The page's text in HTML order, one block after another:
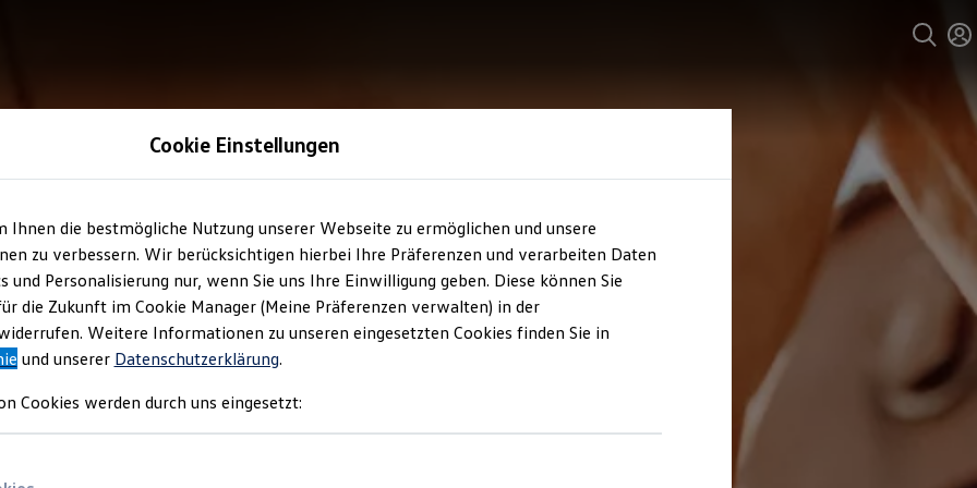
Cookie Einstellungen
Ihnen die bestmögliche Nutzung unserer Webseite zu ermöglichen und unsere
zu verbessern. Wir berücksichtigen hierbei Ihre Präferenzen und verarbeiten Daten
Personalisierung nur, wenn Sie uns Ihre Einwilligung geben. Diese können Sie
die Zukunft im Cookie Manager (Meine Präferenzen verwalten) in der
Weitere Informationen zu unseren eingesetzten Cookies finden Sie in
und unserer Datenschutzerklärung.
Cookies werden durch uns eingesetzt: